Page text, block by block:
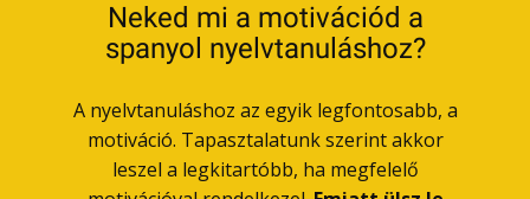
Neked mi a motivációd a
spanyol nyelvtanuláshoz?
A nyelvtanuláshoz az egyik legfontosabb, a
motiváció. Tapasztalatunk szerint akkor
leszel a legkitartóbb, ha megfelelő